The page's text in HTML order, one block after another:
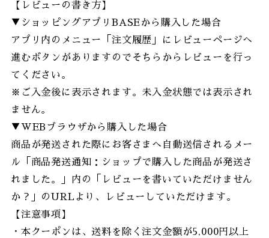
【レビューの書き方】
▼ショッピングアプリBASEから購入した場合
アプリ内のメニュー「注文履歴」にレビューページへ
進むボタンがありますのでそちらからレビューを行っ
てください。
※ご入金後に表示されます。未入金状態では表示され
ません。
▼WEBブラウザから購入した場合
商品が発送された際にお客さまへ自動送信されるメー
ル「商品発送通知：ショップで購入した商品が発送さ
れました。」内の「レビューを書いていただけません
か？」のURLより、レビューしていただけます。
【注意事項】
・本クーポンは、送料を除く注文金額が5,000円以上